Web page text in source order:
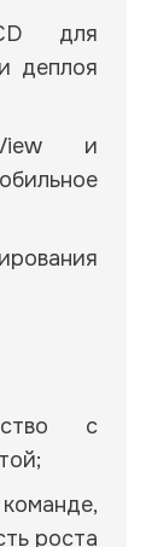
для
деплоя
и
с
роста